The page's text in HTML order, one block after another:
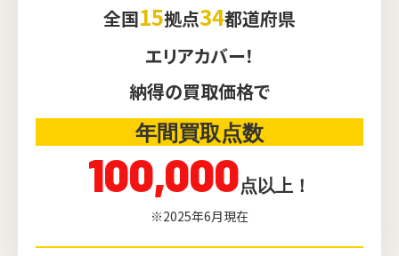
全国15拠点34都道府県
エリアカバー！
納得の買取価格で
年間買取点数
100,000点以上！
※2025年6月現在